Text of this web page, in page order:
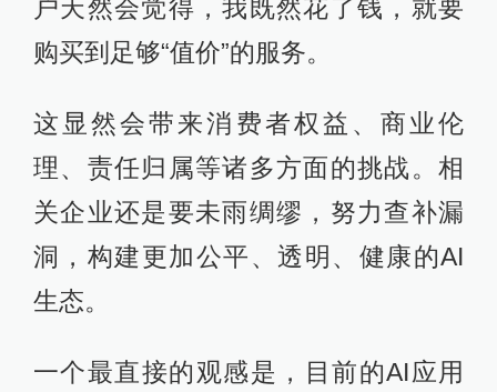
户天然会觉得，我既然花了钱，就要
购买到足够“值价”的服务。
这显然会带来消费者权益、商业伦
理、责任归属等诸多方面的挑战。相
关企业还是要未雨绸缪，努力查补漏
洞，构建更加公平、透明、健康的AI
生态。
一个最直接的观感是，目前的AI应用